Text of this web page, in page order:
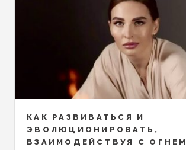
КАК РАЗВИВАТЬСЯ И
ЭВОЛЮЦИОНИРОВАТЬ,
ВЗАИМОДЕЙСТВУЯ С ОГНЕМ